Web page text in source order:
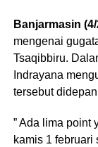
Banjarmasin (4/
mengenai
Tsaqibbiru.
Indrayana
tersebut
” Ada lima point
kamis 1 februari